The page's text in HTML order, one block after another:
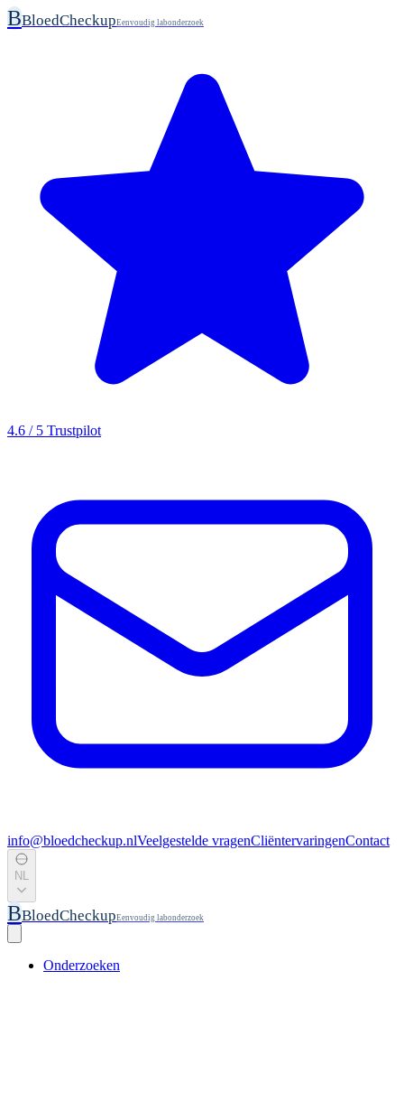
BBloedCheckupEenvoudig labonderzoek
4.6 / 5 Trustpilot
info@bloedcheckup.nlVeelgestelde vragenCliëntervaringenContact
NL
BBloedCheckupEenvoudig labonderzoek
Onderzoeken